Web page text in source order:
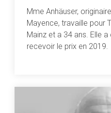
Mme Anhäuser,
Mayence, travaille pour
Mainz et a 34 ans. Elle a
recevoir le prix en 2019.